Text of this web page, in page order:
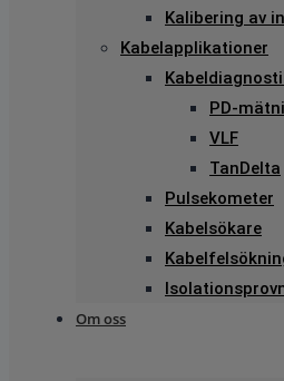
Kalibering av
Kabelapplikationer
PD-
VLF
TanDelta
Pulsekometer
Kabelsökare
Om oss